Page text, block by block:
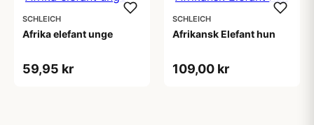
SCHLEICH
Afrika elefant unge
59,95 kr
SCHLEICH
Afrikansk Elefant hun
109,00 kr